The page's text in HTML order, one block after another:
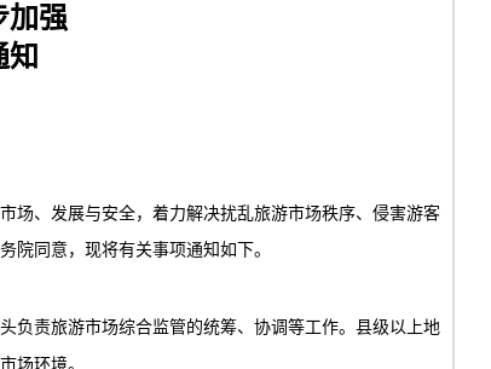
加强
场、发展与安全，着力解决扰乱旅游市场秩序、侵害游客
院同意，现将有关事项通知如下。
负责旅游市场综合监管的统筹、协调等工作。县级以上地
场环境。